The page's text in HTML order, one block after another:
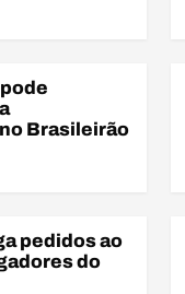
Brasileirão
pedidos ao
do